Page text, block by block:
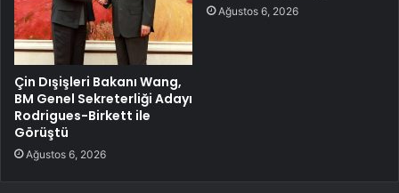
Çin Dışişleri Bakanı Wang,
BM Genel Sekreterliği Adayı
Rodrigues-Birkett ile
Görüştü
Ağustos 6, 2026
Ağustos 6, 2026